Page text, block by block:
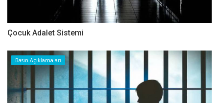
Çocuk Adalet Sistemi
Basın Açıklamaları